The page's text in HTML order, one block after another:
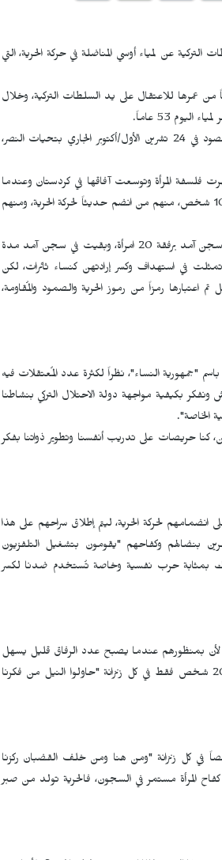
عن لمياء أوسي المناضلة في حركة الحرية، التي
أي عندما كانت في الـ 21 عاماً من عمرها للاعتقال على يد السلطات التركية، وخلال
53 عاماً.
وبعد 32 عاماً خرجت لمياء من السجون، واستقبلها أهالي حيي الأشرفية والشيخ مقصود في 24 تشرين الأول/أكتوبر الجاري بتحيات النصر،
ظهرت فلسفة المرأة وتوسعت آفاقها في كردستان وعندما
اعتُقلت اعتُقل معها 10 من رفيقاتها ورفاقها، وعدد المعتقلين إجمالاً ما بين 67 إلى 100 شخص، منهم من انضم حديثاً لحركة الحرية، ومنهم
سجن آمد
برفقة 20 امرأة، وبقيت في سجن آمد مدة
في استهداف وكسر إرادتهن كنساء ثائرات، لكن
اعتبارها رمزاً من رموز الحرية والصمود والمُقاومة،
النساء"، نظراً لكثرة عدد المُعتقلات فيه
ونفكر بكيفية مواجهة دولة الاحتلال التركي بنشاطنا
الخاصة".
كنا حريصات على تدريب أنفسنا وتطوير ذواتنا بفكر
انضمامهم لحركة الحرية، ليتم إطلاق سراحهم على هذا
بنضالهم وكفاحهم "يقومون بتشغيل التلفزيون
بمثابة حرب نفسية وخاصة تُستخدم ضدنا لكسر
بمنظورهم عندما يصبح عدد الرفاق قليل يسهل
كسرهم وقمعهم، فبعد أن كان عددهم في كل زنزانة قُرابة الـ 100 شخص، تم وضع 20 شخص فقط في كل زنزانة "حاولوا النيل من فكرنا
نُقلت إلى سجن شقرانة بمدينة أزمير، وتقلص عددهم إلى 12 شخصاً في كل زنزانة "ومن هنا ومن خلف القضبان ركزنا
كفاح المرأة مستمر في السجون، فالحرية تولد من صبر